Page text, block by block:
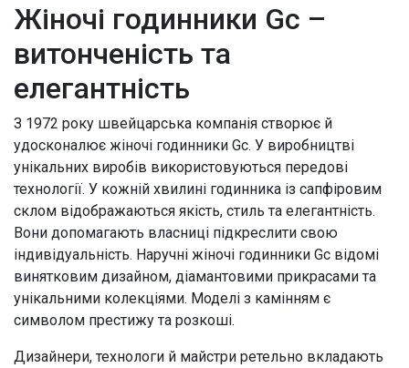
Жіночі годинники Gc –
витонченість та
елегантність
З 1972 року швейцарська компанія створює й
удосконалює жіночі годинники Gc. У виробництві
унікальних виробів використовуються передові
технології. У кожній хвилині годинника із сапфіровим
склом відображаються якість, стиль та елегантність.
Вони допомагають власниці підкреслити свою
індивідуальність. Наручні жіночі годинники Gc відомі
винятковим дизайном, діамантовими прикрасами та
унікальними колекціями. Моделі з камінням є
символом престижу та розкоші.
Дизайнери, технологи й майстри ретельно вкладають